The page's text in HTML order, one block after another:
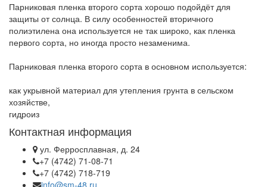
Парниковая пленка второго сорта хорошо подойдёт для
защиты от солнца. В силу особенностей вторичного
полиэтилена она используется не так широко, как пленка
первого сорта, но иногда просто незаменима.
Парниковая пленка второго сорта в основном используется:
как укрывной материал для утепления грунта в сельском
хозяйстве,
гидроиз
Контактная информация
ул. Ферросплавная, д. 24
+7 (4742) 71-08-71
+7 (4742) 718-719